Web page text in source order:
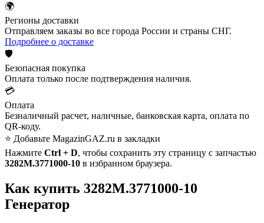
🌍
Регионы доставки
Отправляем заказы во все города России и страны СНГ.
Подробнее о доставке
🛡️
Безопасная покупка
Оплата только после подтверждения наличия.
💳
Оплата
Безналичный расчет, наличные, банковская карта, оплата по
QR-коду.
⭐ Добавьте MagazinGAZ.ru в закладки
Нажмите Ctrl + D, чтобы сохранить эту страницу с запчастью
3282М.3771000-10 в избранном браузера.
Как купить 3282М.3771000-10
Генератор